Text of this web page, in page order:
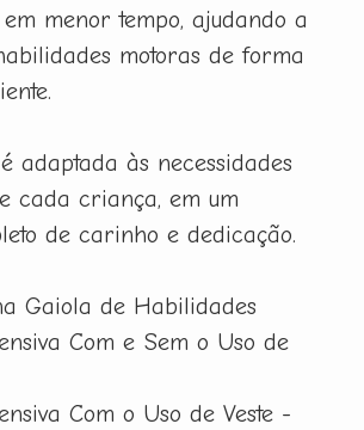
menor tempo, ajudando a
motoras de forma
adaptada às necessidades
cada criança, em um
de carinho e dedicação.
Gaiola de Habilidades
Com e Sem o Uso de
Com o Uso de Veste -